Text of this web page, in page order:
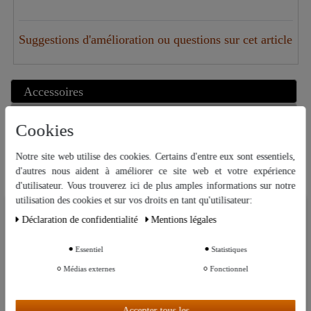
Suggestions d'amélioration ou questions sur cet article
Accessoires
Article phare
Brûleur à gaz "Vaello" pour poêle
à paella, (30 cm), un feu
29,80 €
Notre univers thématique
essentiels, tandis que d’autres nous aident à améliorer ce site Web et
Autres paramètres
Cookies
Notre site web utilise des cookies. Certains d'entre eux sont essentiels,
d'autres nous aident à améliorer ce site web et votre expérience
d'utilisateur. Vous trouverez ici de plus amples informations sur notre
utilisation des cookies et sur vos droits en tant qu'utilisateur:
Déclaration de confidentialité
Mentions légales
Essentiel Statistiques
Médias externes Fonctionnel